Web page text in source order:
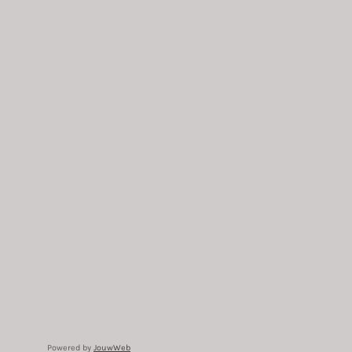
Powered by JouwWeb